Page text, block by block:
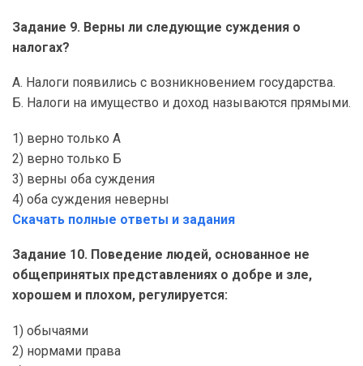
Задание 9. Верны ли следующие суждения о
налогах?
А. Налоги появились с возникновением государства.
Б. Налоги на имущество и доход называются прямыми.
1) верно только А
2) верно только Б
3) верны оба суждения
4) оба суждения неверны
Скачать полные ответы и задания
Задание 10. Поведение людей, основанное не
общепринятых представлениях о добре и зле,
хорошем и плохом, регулируется:
1) обычаями
2) нормами права